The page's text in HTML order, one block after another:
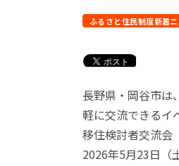
ふるさと住民制度新着
長野県・岡谷市は
軽に交流できるイ
移住検討者交流会
2026年5月23日（